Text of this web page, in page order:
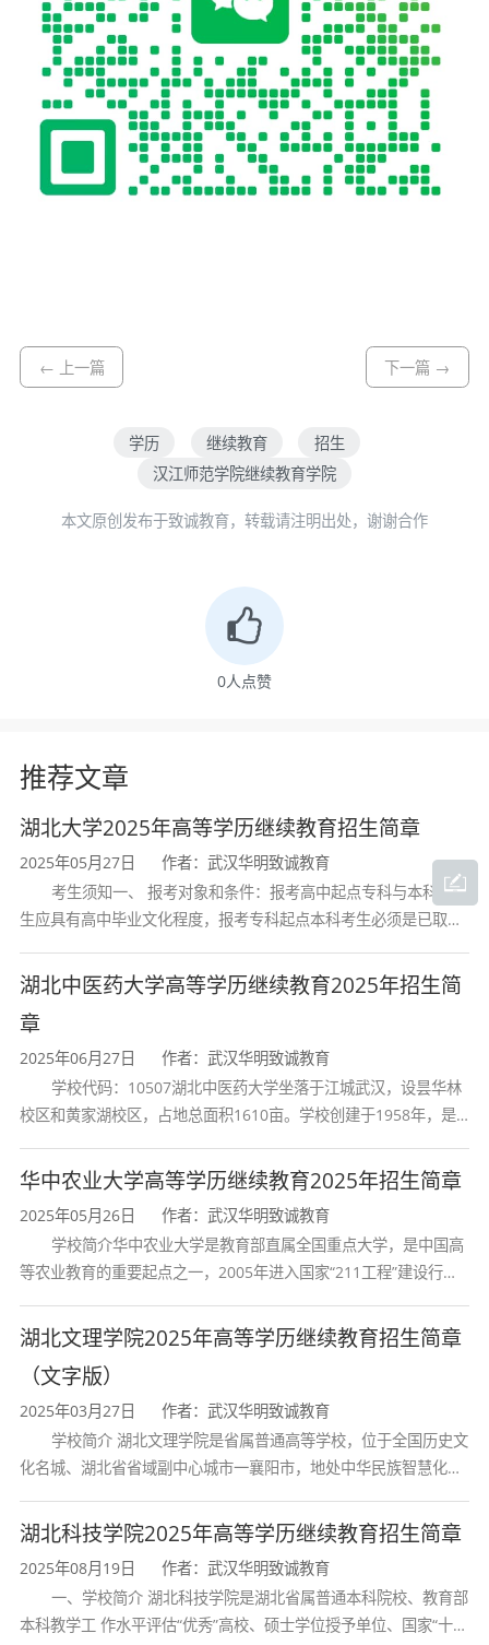
← 上一篇 下一篇 →
学历 继续教育
招生
汉江师范学院继续教育学院
本文原创发布于致诚教育，转载请注明出处，谢谢合作
0人点赞
推荐文章
湖北大学2025年高等学历继续教育招生简章
2025年05月27日
作者：武汉华明致诚教育
考生须知一、 报考对象和条件：报考高中起点专科与本科的考
生应具有高中毕业文化程度，报考专科起点本科考生必须是已取得
构颁发的大学专科毕业证书的人
湖北中医药大学高等学历继续教育2025年招生简
章
2025年06月27日
作者：武汉华明致诚教育
学校代码：10507湖北中医药大学坐落于江城武汉，设昙华林
校区和黄家湖校区，占地总面积1610亩。学校创建于1958年，是
育和最早开办中医研究
华中农业大学高等学历继续教育2025年招生简章
2025年05月26日
作者：武汉华明致诚教育
学校简介华中农业大学是教育部直属全国重点大学，是中国高
等农业教育的重要起点之一，2005年进入国家“211工程”建设行
首轮“双一流”成效
湖北文理学院2025年高等学历继续教育招生简章
（文字版）
2025年03月27日
作者：武汉华明致诚教育
学校简介 湖北文理学院是省属普通高等学校，位于全国历史文
化名城、湖北省省域副中心城市一襄阳市，地处中华民族智慧化身
学校、全国普通
湖北科技学院2025年高等学历继续教育招生简章
2025年08月19日
作者：武汉华明致诚教育
一、学校简介 湖北科技学院是湖北省属普通本科院校、教育部
本科教学工 作水平评估“优秀”高校、硕士学位授予单位、国家“十三